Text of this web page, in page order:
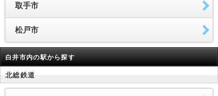
取手市
松戸市
白井市内の駅から探す
北総鉄道